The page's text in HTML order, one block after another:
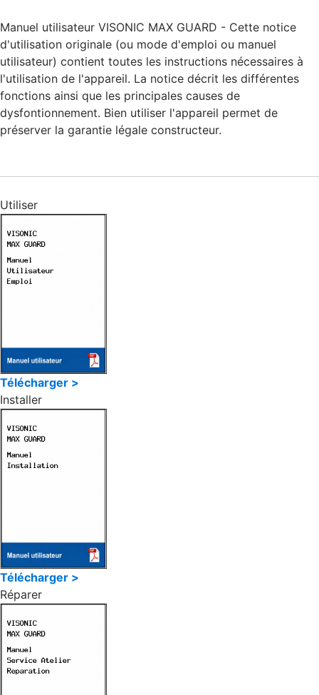
Manuel utilisateur VISONIC MAX GUARD - Cette notice
d'utilisation originale (ou mode d'emploi ou manuel
utilisateur) contient toutes les instructions nécessaires à
l'utilisation de l'appareil. La notice décrit les différentes
fonctions ainsi que les principales causes de
dysfontionnement. Bien utiliser l'appareil permet de
préserver la garantie légale constructeur.
Utiliser
Télécharger >
Installer
Télécharger >
Réparer